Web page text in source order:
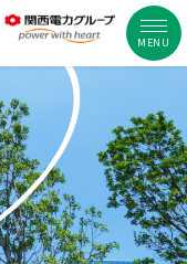
MENU